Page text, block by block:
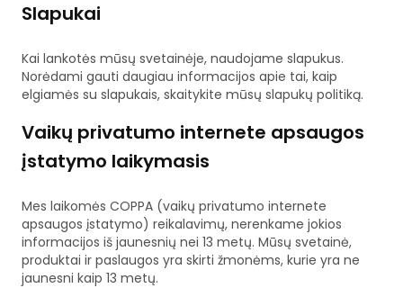
Slapukai
Kai lankotės mūsų svetainėje, naudojame slapukus.
Norėdami gauti daugiau informacijos apie tai, kaip
elgiamės su slapukais, skaitykite mūsų slapukų politiką.
Vaikų privatumo internete apsaugos
įstatymo laikymasis
Mes laikomės COPPA (vaikų privatumo internete
apsaugos įstatymo) reikalavimų, nerenkame jokios
informacijos iš jaunesnių nei 13 metų. Mūsų svetainė,
produktai ir paslaugos yra skirti žmonėms, kurie yra ne
jaunesni kaip 13 metų.